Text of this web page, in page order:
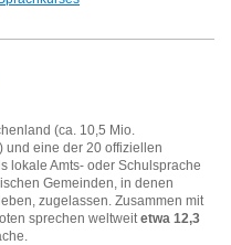
(ca. 10,5 Mio.
und eine der 20 offiziellen
lokale Amts- oder Schulsprache
Gemeinden, in denen
zugelassen. Zusammen mit
sprechen weltweit etwa 12,3